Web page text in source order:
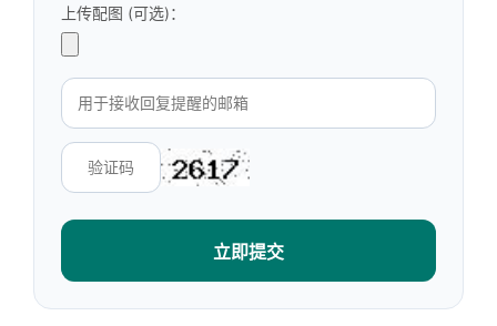
上传配图 (可选)：
立即提交